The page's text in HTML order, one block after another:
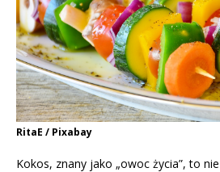
RitaE / Pixabay
Kokos, znany jako „owoc życia”, to